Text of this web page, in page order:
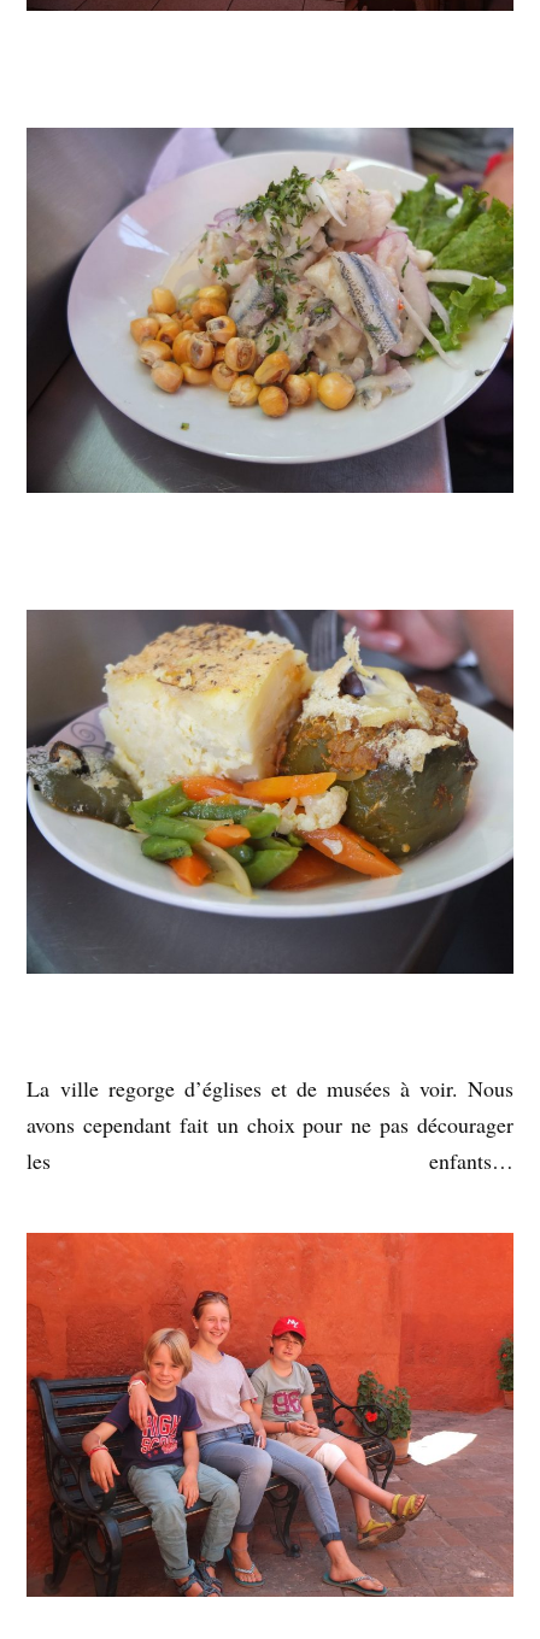
La ville regorge d’églises et de musées à voir. Nous
avons cependant fait un choix pour ne pas décourager
les enfants…